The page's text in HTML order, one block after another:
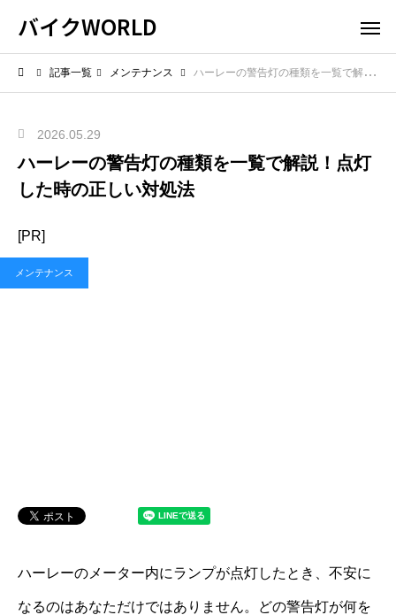
バイクWORLD
記事一覧 メンテナンス ハーレーの警告灯の種類を一覧で解説！点灯した時の正しい対処法
2026.05.29
ハーレーの警告灯の種類を一覧で解説！点灯
した時の正しい対処法
[PR]
メンテナンス
ハーレーのメーター内にランプが点灯したとき、不安に
なるのはあなただけではありません。どの警告灯が何を